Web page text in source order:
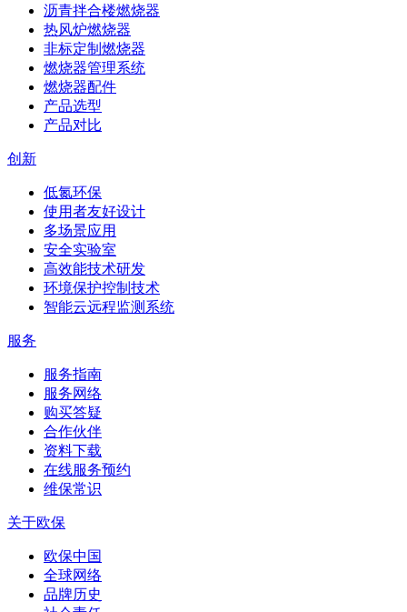
沥青拌合楼燃烧器
热风炉燃烧器
非标定制燃烧器
燃烧器管理系统
燃烧器配件
产品选型
产品对比
创新
低氮环保
使用者友好设计
多场景应用
安全实验室
高效能技术研发
环境保护控制技术
智能云远程监测系统
服务
服务指南
服务网络
购买答疑
合作伙伴
资料下载
在线服务预约
维保常识
关于欧保
欧保中国
全球网络
品牌历史